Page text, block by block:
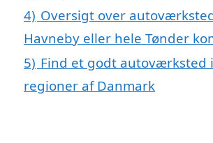
4) Oversigt over
Havneby eller hele Tønder
5) Find et godt autoværksted
regioner af Danmark